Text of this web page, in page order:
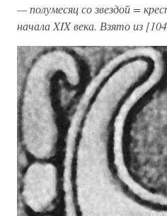
— полумесяц со звездой =
начала XIX века. Взято из